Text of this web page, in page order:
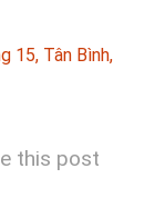
15, Tân Bình,
this post